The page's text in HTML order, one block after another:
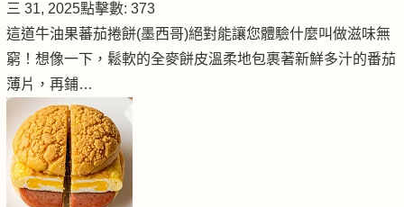
三 31, 2025點擊數: 373
這道牛油果蕃茄捲餅(墨西哥)絕對能讓您體驗什麼叫做滋味無
窮！想像一下，鬆軟的全麥餅皮溫柔地包裹著新鮮多汁的番茄
薄片，再鋪…